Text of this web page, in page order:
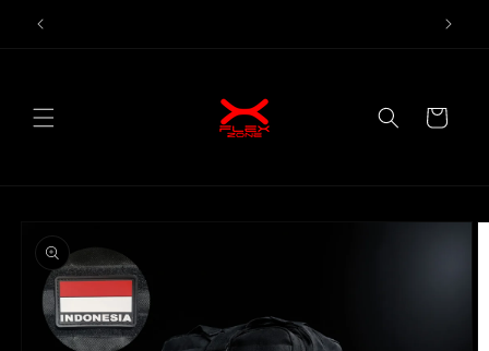
Skip to
content
Cart
product
information